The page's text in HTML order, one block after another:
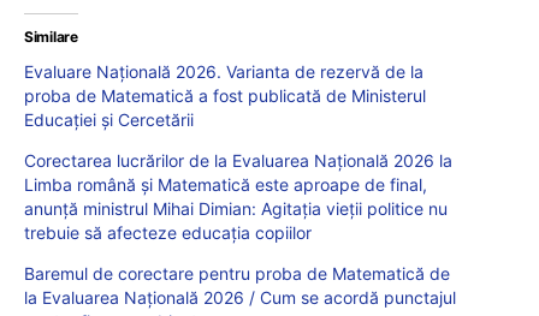
Similare
Evaluare Națională 2026. Varianta de rezervă de la
proba de Matematică a fost publicată de Ministerul
Educației și Cercetării
Corectarea lucrărilor de la Evaluarea Națională 2026 la
Limba română și Matematică este aproape de final,
anunță ministrul Mihai Dimian: Agitația vieții politice nu
trebuie să afecteze educația copiilor
Baremul de corectare pentru proba de Matematică de
la Evaluarea Națională 2026 / Cum se acordă punctajul